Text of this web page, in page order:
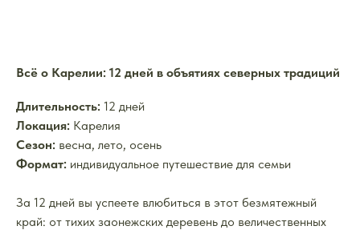
Всё о Карелии: 12 дней в объятиях северных традиций
Длительность: 12 дней
Локация: Карелия
Сезон: весна, лето, осень
Формат: индивидуальное путешествие для семьи
За 12 дней вы успеете влюбиться в этот безмятежный
край: от тихих заонежских деревень до величественных